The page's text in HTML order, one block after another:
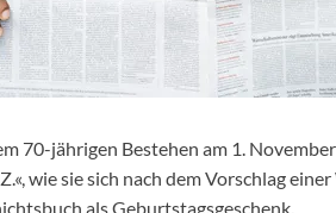
70-jährigen Bestehen am 1.
wie sie sich nach dem Vorschlag
als Geburtstagsgeschenk.